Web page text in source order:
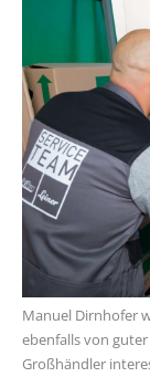
Manuel Dirnhofer
ebenfalls von
Großhändler